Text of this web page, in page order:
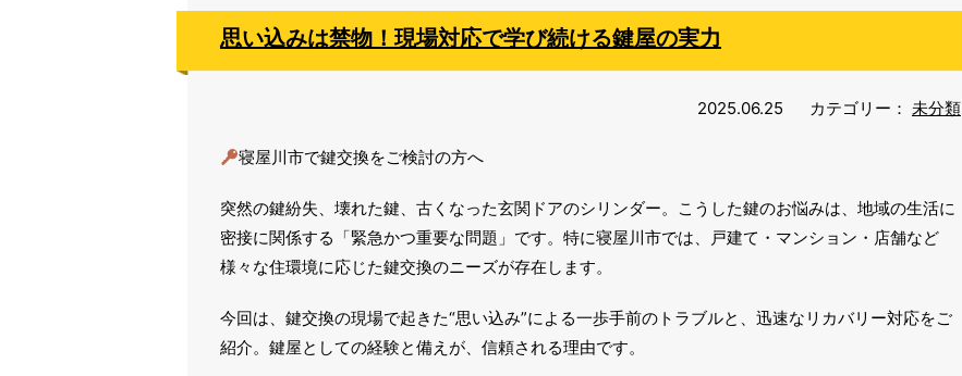
思い込みは禁物！現場対応で学び続ける鍵屋の実力
2025.06.25 カテゴリー： 未分類
寝屋川市で鍵交換をご検討の方へ
突然の鍵紛失、壊れた鍵、古くなった玄関ドアのシリンダー。こうした鍵のお悩みは、地域の生活に
密接に関係する「緊急かつ重要な問題」です。特に寝屋川市では、戸建て・マンション・店舗など
様々な住環境に応じた鍵交換のニーズが存在します。
今回は、鍵交換の現場で起きた“思い込み”による一歩手前のトラブルと、迅速なリカバリー対応をご
紹介。鍵屋としての経験と備えが、信頼される理由です。